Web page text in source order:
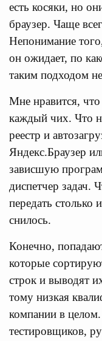
есть косяки, но
браузер. Чаще
Непонимание
он ожидает, по
таким подходом
Мне нравится,
каждый чих. Что
реестр и
Яндекс.Браузер
зависшую
диспетчер задач.
передать столько
снилось.
Конечно,
которые
строк и выводят
тому низкая
компании в
тестировщиков,